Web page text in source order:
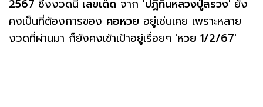
2567 ซึ่งงวดนี้เลขเด็ด จาก 'ปฏิทินหลวงปู่สรวง' ยัง
คงเป็นที่ต้องการของ คอหวย อยู่เช่นเคย เพราะหลาย
งวดที่ผ่านมา ก็ยังคงเข้าเป้าอยู่เรื่อยๆ 'หวย 1/2/67'